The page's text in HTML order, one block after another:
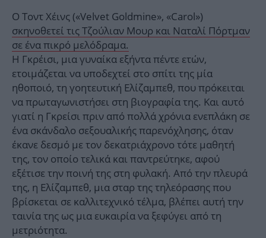
Ο Τοντ Χέινς («Velvet Goldmine», «Carol»)
σκηνοθετεί τις Τζούλιαν Μουρ και Ναταλί Πόρτμαν
σε ένα πικρό μελόδραμα.
Η Γκρέισι, μια γυναίκα εξήντα πέντε ετών,
ετοιμάζεται να υποδεχτεί στο σπίτι της μία
ηθοποιό, τη γοητευτική Ελίζαμπεθ, που πρόκειται
να πρωταγωνιστήσει στη βιογραφία της. Και αυτό
γιατί η Γκρείσι πριν από πολλά χρόνια ενεπλάκη σε
ένα σκάνδαλο σεξουαλικής παρενόχλησης, όταν
έκανε δεσμό με τον δεκατριάχρονο τότε μαθητή
της, τον οποίο τελικά και παντρεύτηκε, αφού
εξέτισε την ποινή της στη φυλακή. Από την πλευρά
της, η Ελίζαμπεθ, μια σταρ της τηλεόρασης που
βρίσκεται σε καλλιτεχνικό τέλμα, βλέπει αυτή την
ταινία της ως μια ευκαιρία να ξεφύγει από τη
μετριότητα.